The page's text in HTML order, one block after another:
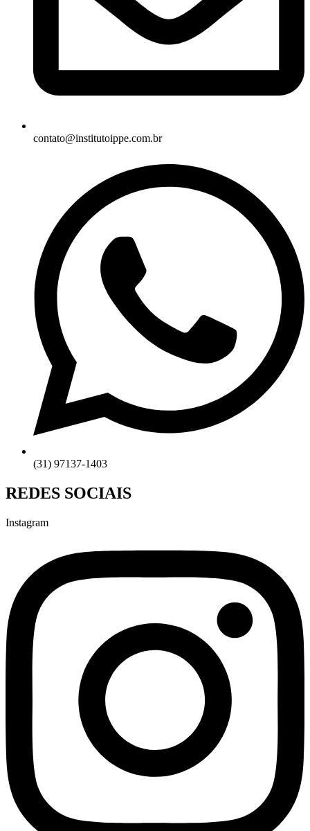
contato@institutoippe.com.br
(31) 97137-1403
REDES SOCIAIS
Instagram